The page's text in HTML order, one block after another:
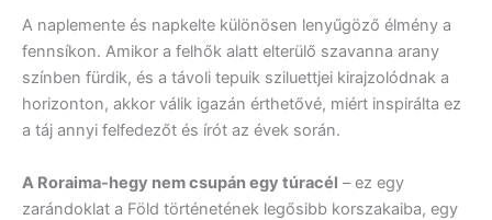
A naplemente és napkelte különösen lenyűgöző élmény a
fennsíkon. Amikor a felhők alatt elterülő szavanna arany
színben fürdik, és a távoli tepuik sziluettjei kirajzolódnak a
horizonton, akkor válik igazán érthetővé, miért inspirálta ez
a táj annyi felfedezőt és írót az évek során.
A Roraima-hegy nem csupán egy túracél – ez egy
zarándoklat a Föld történetének legősibb korszakaiba, egy